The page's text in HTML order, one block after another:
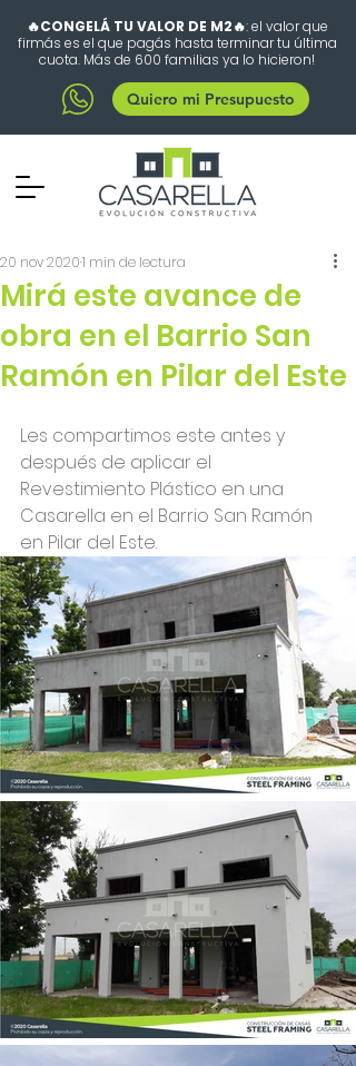
🔥CONGELÁ TU VALOR DE M2🔥: el valor que
firmás es el que pagás hasta terminar tu última
cuota. Más de 600 familias ya lo hicieron!
Quiero mi Presupuesto
Mirá este avance de
obra en el Barrio San
Ramón en Pilar del Este
20 nov 20201 min de lectura
Les compartimos este antes y
después de aplicar el
Revestimiento Plástico en una
Casarella en el Barrio San Ramón
en Pilar del Este.